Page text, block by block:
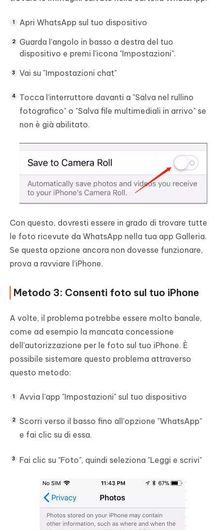
Apri WhatsApp sul tuo dispositivo
Guarda l'angolo in basso a destra del tuo
dispositivo e premi l'icona "Impostazioni".
Vai su "Impostazioni chat"
Tocca l'interruttore davanti a "Salva nel rullino
fotografico" o "Salva file multimediali in arrivo" se
non è già abilitato.
Con questo, dovresti essere in grado di trovare tutte
le foto ricevute da WhatsApp nella tua app Galleria.
Se questa opzione ancora non dovesse funzionare,
prova a ravviare l’iPhone.
Metodo 3: Consenti foto sul tuo iPhone
A volte, il problema potrebbe essere molto banale,
come ad esempio la mancata concessione
dell'autorizzazione per le foto sul tuo iPhone. È
possibile sistemare questo problema attraverso
questo metodo:
Avvia l'app "Impostazioni" sul tuo dispositivo
Scorri verso il basso fino all'opzione "WhatsApp"
e fai clic su di essa.
Fai clic su "Foto", quindi seleziona "Leggi e scrivi"